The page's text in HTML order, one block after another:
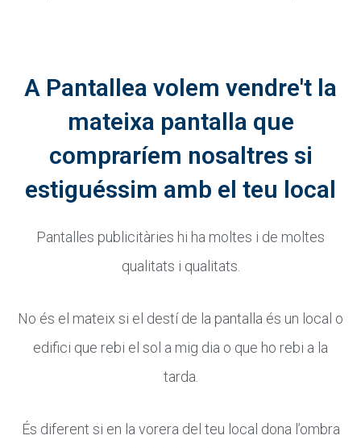
A Pantallea volem vendre't la
mateixa pantalla que
compraríem nosaltres si
estiguéssim amb el teu local
Pantalles publicitàries hi ha moltes i de moltes
qualitats i qualitats.
No és el mateix si el destí de la pantalla és un local o
edifici que rebi el sol a mig dia o que ho rebi a la
tarda.
És diferent si en la vorera del teu local dona l’ombra